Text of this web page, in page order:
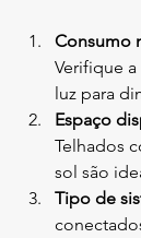
Consumo
Verifique
luz para
Espaço
Telhados
sol são
Tipo de